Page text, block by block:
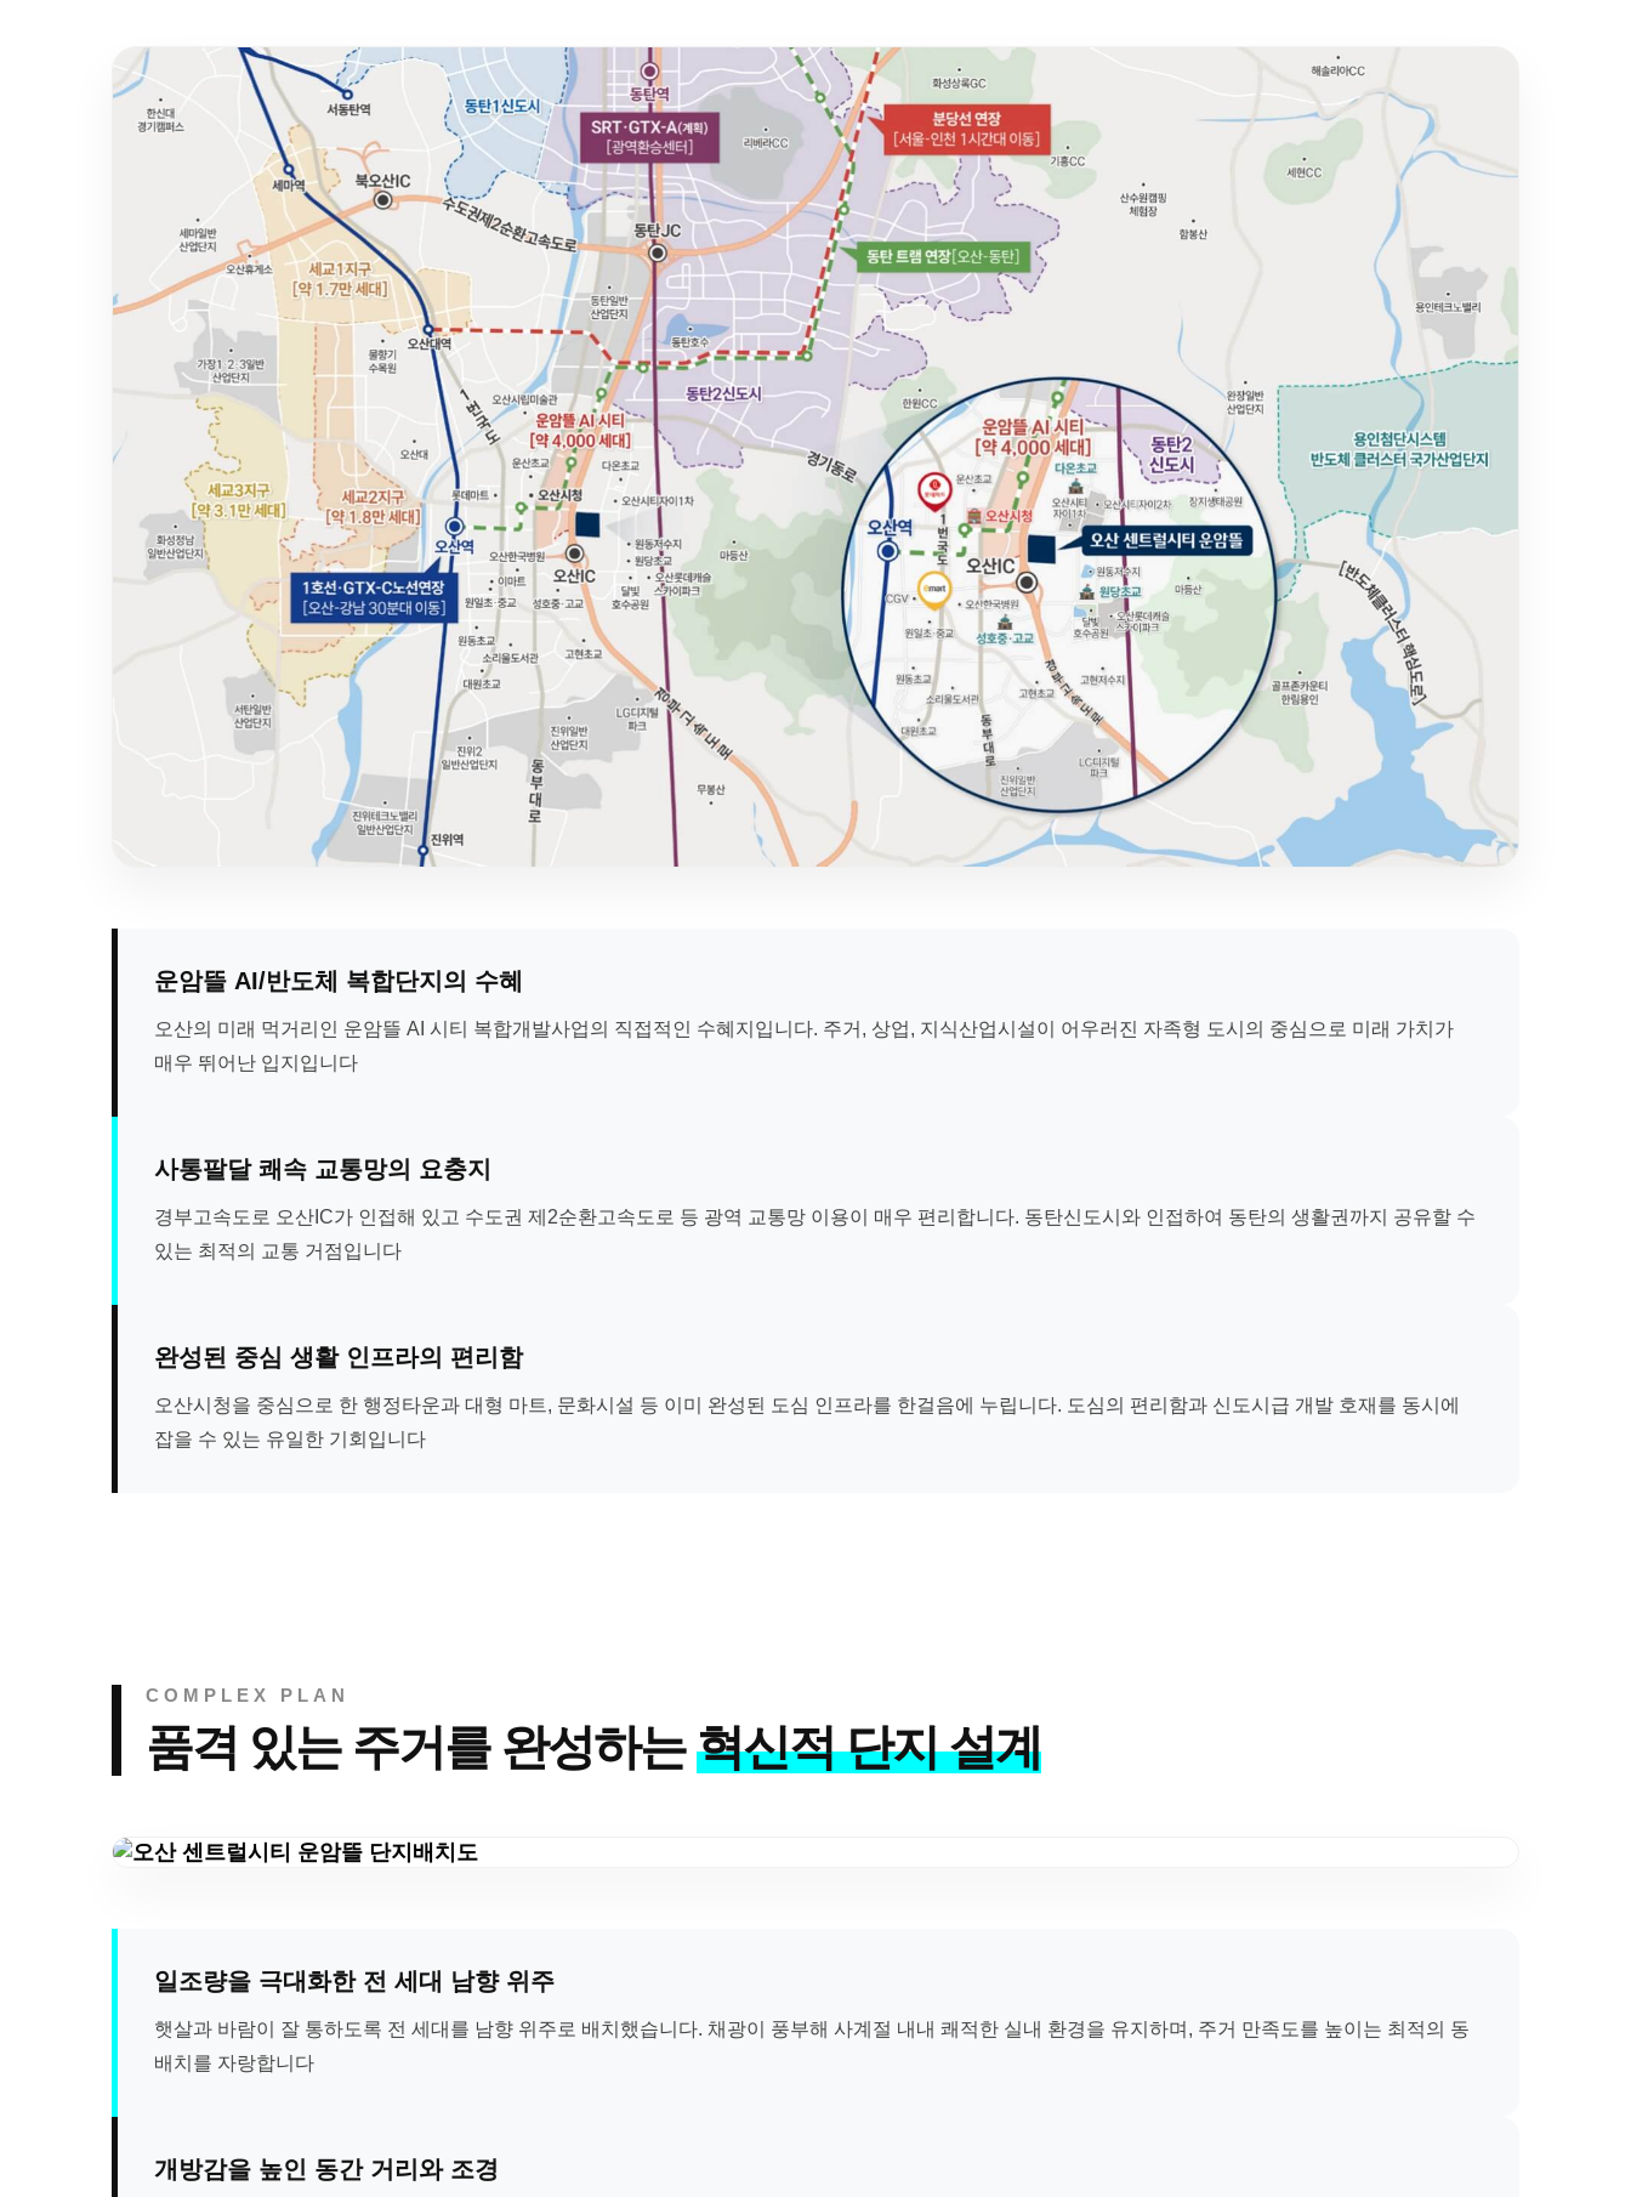
운암뜰 AI/반도체 복합단지의 수혜
오산의 미래 먹거리인 운암뜰 AI 시티 복합개발사업의 직접적인 수혜지입니다. 주거, 상업, 지식산업시설이 어우러진 자족형 도시의 중심으로 미래 가치가
매우 뛰어난 입지입니다
사통팔달 쾌속 교통망의 요충지
경부고속도로 오산IC가 인접해 있고 수도권 제2순환고속도로 등 광역 교통망 이용이 매우 편리합니다. 동탄신도시와 인접하여 동탄의 생활권까지 공유할 수
있는 최적의 교통 거점입니다
완성된 중심 생활 인프라의 편리함
오산시청을 중심으로 한 행정타운과 대형 마트, 문화시설 등 이미 완성된 도심 인프라를 한걸음에 누립니다. 도심의 편리함과 신도시급 개발 호재를 동시에
잡을 수 있는 유일한 기회입니다
COMPLEX PLAN
품격 있는 주거를 완성하는혁신적 단지 설계
일조량을 극대화한 전 세대 남향 위주
햇살과 바람이 잘 통하도록 전 세대를 남향 위주로 배치했습니다. 채광이 풍부해 사계절 내내 쾌적한 실내 환경을 유지하며, 주거 만족도를 높이는 최적의 동
배치를 자랑합니다
개방감을 높인 동간 거리와 조경